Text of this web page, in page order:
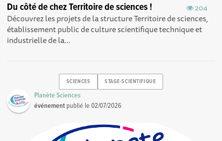
204
Du côté de chez Territoire de sciences !
Découvrez les projets de la structure Territoire de sciences,
établissement public de culture scientifique technique et
industrielle de la...
SCIENCES STAGE-SCIENTIFIQUE
Planète Sciences
événement publié le02/07/2026